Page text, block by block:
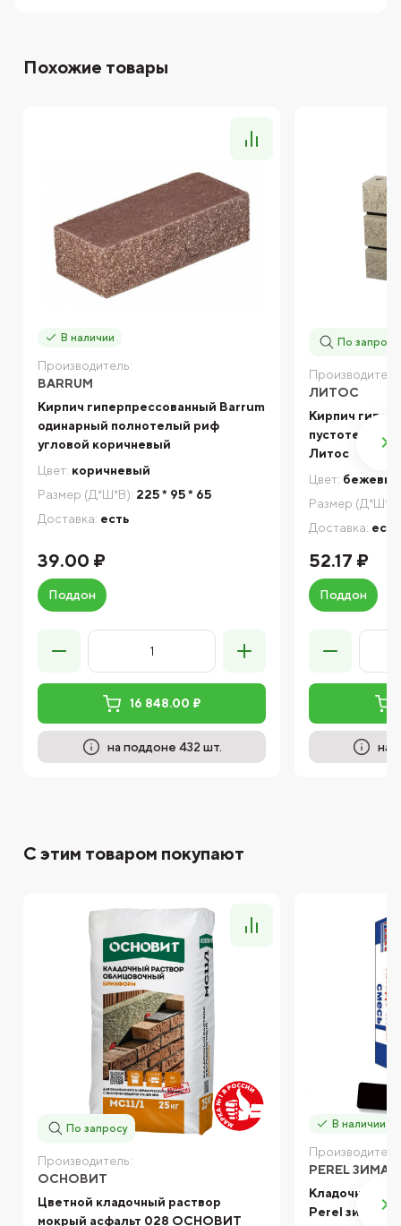
Похожие товары
В наличии
Производитель:
BARRUM
Кирпич гиперпрессованный Barrum
одинарный полнотелый риф
угловой коричневый
Цвет: коричневый
Размер (Д*Ш*В): 225 * 95 * 65
Доставка: есть
39.00 ₽
Поддон
16 848.00 ₽
на поддоне 432 шт.
По запросу
ЛИТОС
Кирпич
пустотелый
Литос
Цвет:
Размер
Доставка: есть
52.17 ₽
Поддон
на
С этим товаром покупают
По запросу
Производитель:
ОСНОВИТ
Цветной кладочный раствор
мокрый асфальт 028 ОСНОВИТ
В наличии
PEREL ЗИМА
Кладочная
Perel зима